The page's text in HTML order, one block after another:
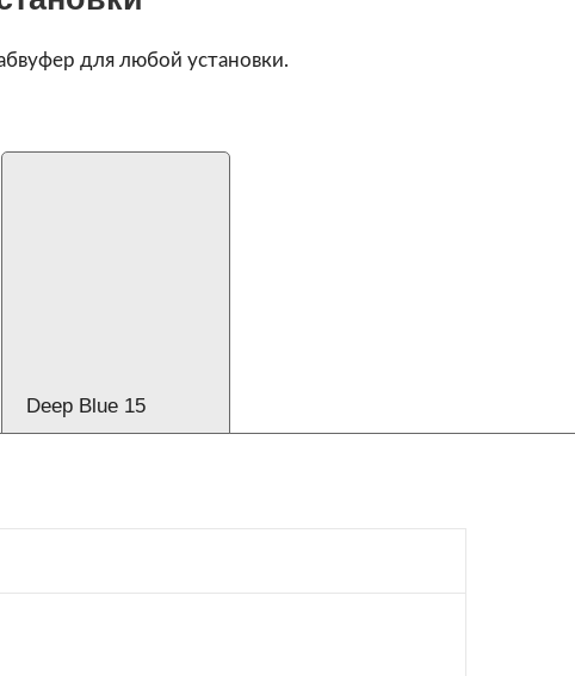
для любой установки.
Deep Blue 15